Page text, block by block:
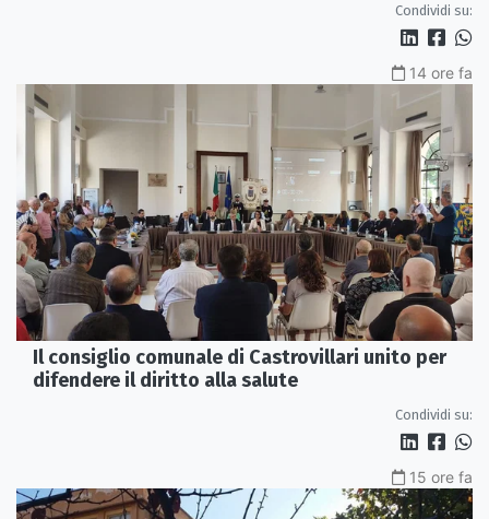
Condividi su:
14 ore fa
Il consiglio comunale di Castrovillari unito per
difendere il diritto alla salute
Condividi su:
15 ore fa